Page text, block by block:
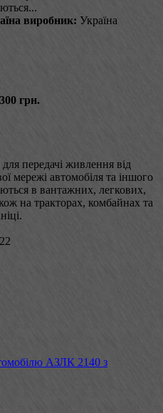
виробник: Україна
300 грн.
передачі живлення від
мережі автомобіля та іншого
в вантажних, легкових,
на тракторах, комбайнах та
АЗЛК 2140 з